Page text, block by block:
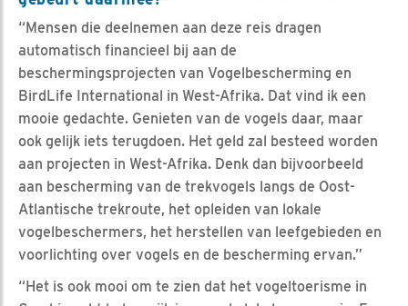
“Mensen die deelnemen aan deze reis dragen
automatisch financieel bij aan de
beschermingsprojecten van Vogelbescherming en
BirdLife International in West-Afrika. Dat vind ik een
mooie gedachte. Genieten van de vogels daar, maar
ook gelijk iets terugdoen. Het geld zal besteed worden
aan projecten in West-Afrika. Denk dan bijvoorbeeld
aan bescherming van de trekvogels langs de Oost-
Atlantische trekroute, het opleiden van lokale
vogelbeschermers, het herstellen van leefgebieden en
voorlichting over vogels en de bescherming ervan.”
“Het is ook mooi om te zien dat het vogeltoerisme in